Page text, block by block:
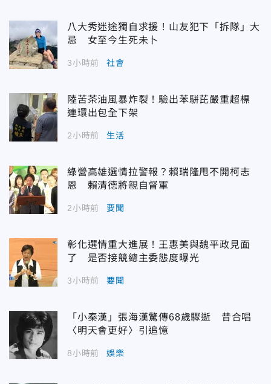
八大秀迷途獨自求援！山友犯下「拆隊」大
忌 女至今生死未卜
3小時前 社會
陸苦茶油風暴炸裂！驗出苯駢芘嚴重超標
連環出包全下架
2小時前 生活
綠營高雄選情拉警報？賴瑞隆甩不開柯志
恩 賴清德將親自督軍
2小時前 要聞
彰化選情重大進展！王惠美與魏平政見面
了 是否接競總主委態度曝光
3小時前 要聞
「小秦漢」張海漢驚傳68歲驟逝 昔合唱
〈明天會更好〉引追憶
8小時前 娛樂